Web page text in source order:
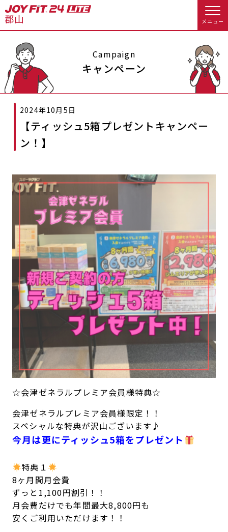
メニュー
店舗トップ
会員様向けのご案内
会員の方へトップ
会員様へのお知らせ
アクセス 店舗情報・サービス
よくあるご質問 店舗へのお問い合わせ
入会のお手続きをする
Appで入会手続き料金・サービス等詳しく見る
入会を悩まれている方へトップ
キャンペーン 料金のご案内
店舗情報・サービス
見学・体験 スタジオプログラム情報
よくあるご質問
JOYFIT総合トップ
JOYFIT24 JOYFIT YOGA
JOYFIT+ 店舗を探す
Campaign
キャンペーン
2024年10月5日
【ティッシュ5箱プレゼントキャンペー
ン！】
☆会津ゼネラルプレミア会員様特典☆
会津ゼネラルプレミア会員様限定！！
スペシャルな特典が沢山ございます♪
今月は更にティッシュ5箱をプレゼント
特典１
8ヶ月間月会費
ずっと1,100円割引！！
月会費だけでも年間最大8,800円も
安くご利用いただけます！！